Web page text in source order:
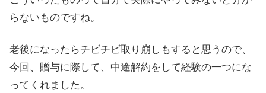
らないものですね。
老後になったらチビチビ取り崩しもすると思うので、
今回、贈与に際して、中途解約をして経験の一つにな
ってくれました。